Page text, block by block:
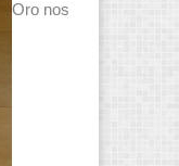
Oro nos